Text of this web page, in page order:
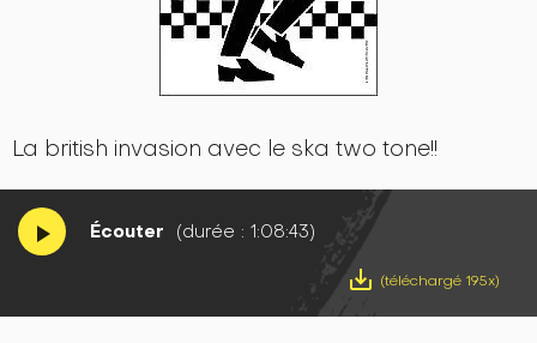
La british invasion avec le ska two tone!!
play_arrow Écouter (durée : 1:08:43)
save_alt (téléchargé 195x)